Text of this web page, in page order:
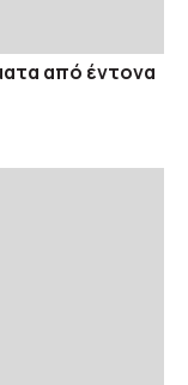
από έντονα